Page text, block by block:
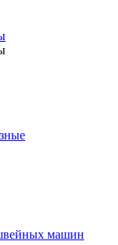
машин